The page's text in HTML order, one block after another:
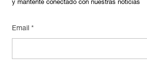
y mantente conectado con nuestras noticias
Email *